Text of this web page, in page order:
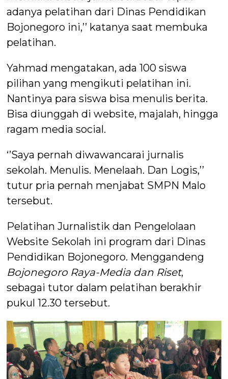
adanya pelatihan dari Dinas Pendidikan
Bojonegoro ini,’’ katanya saat membuka
pelatihan.
Yahmad mengatakan, ada 100 siswa
pilihan yang mengikuti pelatihan ini.
Nantinya para siswa bisa menulis berita.
Bisa diunggah di website, majalah, hingga
ragam media social.
‘’Saya pernah diwawancarai jurnalis
sekolah. Menulis. Menelaah. Dan Logis,’’
tutur pria pernah menjabat SMPN Malo
tersebut.
Pelatihan Jurnalistik dan Pengelolaan
Website Sekolah ini program dari Dinas
Pendidikan Bojonegoro. Menggandeng
Bojonegoro Raya-Media dan Riset,
sebagai tutor dalam pelatihan berakhir
pukul 12.30 tersebut.